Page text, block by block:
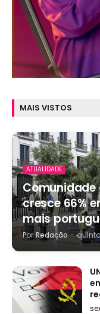
MAIS VISTOS
ATUALIDADE
Comunidade
cresce 66%
mais
Por Redação -